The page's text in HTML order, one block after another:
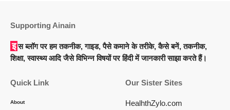
Supporting Ainain
इस ब्लॉग पर हम तकनीक, गाइड, पैसे कमाने के तरीके, कैसे बनें, तकनीक,
शिक्षा, स्वास्थ्य आदि जैसे विभिन्न विषयों पर हिंदी में जानकारी साझा करते हैं।
Quick Link
About
Our Sister Sites
HealhthZylo.com